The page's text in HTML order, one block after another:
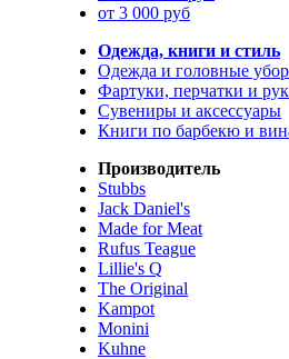
от 3 000 руб
Одежда, книги и стиль
Одежда и головные
Фартуки, перчатки и
Сувениры и аксессуары
Книги по барбекю и
Производитель
Stubbs
Jack Daniel's
Made for Meat
Rufus Teague
Lillie's Q
The Original
Kampot
Monini
Kuhne